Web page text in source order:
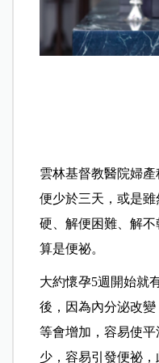
雲林基督教醫院婦
便少於三天，或是
硬、解便困難、解
算是便祕。
大約懷孕5週開始就
後，因為內分泌改
等會增加，容易使
少，容易引發便祕